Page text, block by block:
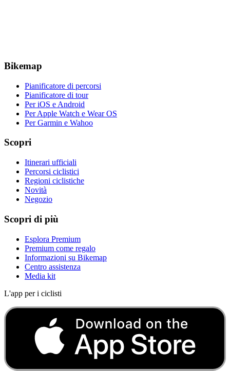
Bikemap
Pianificatore di percorsi
Pianificatore di tour
Per iOS e Android
Per Apple Watch e Wear OS
Per Garmin e Wahoo
Scopri
Itinerari ufficiali
Percorsi ciclistici
Regioni ciclistiche
Novità
Negozio
Scopri di più
Esplora Premium
Premium come regalo
Informazioni su Bikemap
Centro assistenza
Media kit
L'app per i ciclisti